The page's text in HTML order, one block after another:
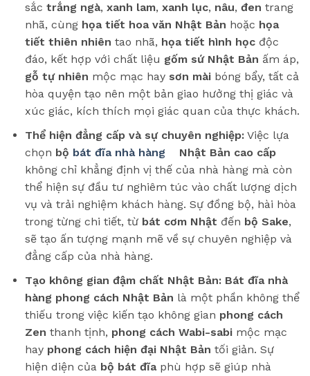
sắc trắng ngà, xanh lam, xanh lục, nâu, đen trang
nhã, cùng họa tiết hoa văn Nhật Bản hoặc họa
tiết thiên nhiên tao nhã, họa tiết hình họcđộc
đáo, kết hợp với chất liệu gốm sứ Nhật Bản ấm áp,
gỗ tự nhiên mộc mạc hay sơn màibóng bẩy, tất cả
hòa quyện tạo nên một bản giao hưởng thị giác và
xúc giác, kích thích mọi giác quan của thực khách.
Thể hiện đẳng cấp và sự chuyên nghiệp:Việc lựa
chọn bộ bát đĩa nhà hàng
Nhật Bản cao cấp
không chỉ khẳng định vị thế của nhà hàng mà còn
thể hiện sự đầu tư nghiêm túc vào chất lượng dịch
vụ và trải nghiệm khách hàng. Sự đồng bộ, hài hòa
trong từng chi tiết, từ bát cơm Nhật đến bộ Sake,
sẽ tạo ấn tượng mạnh mẽ về sự chuyên nghiệp và
đẳng cấp của nhà hàng.
Tạo không gian đậm chất Nhật Bản: Bát đĩa nhà
hàng phong cách Nhật Bản là một phần không thể
thiếu trong việc kiến tạo không gian phong cách
Zen thanh tịnh, phong cách Wabi-sabimộc mạc
hay phong cách hiện đại Nhật Bản tối giản. Sự
hiện diện của bộ bát đĩaphù hợp sẽ giúp nhà